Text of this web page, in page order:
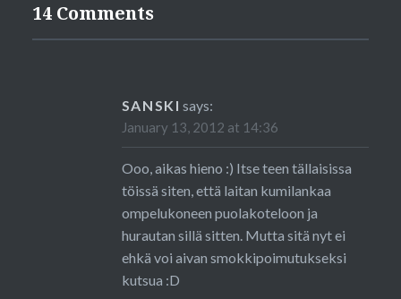
14 Comments
SANSKI says:
January 13, 2012 at 14:36
Ooo, aikas hieno :) Itse teen tällaisissa
töissä siten, että laitan kumilankaa
ompelukoneen puolakoteloon ja
hurautan sillä sitten. Mutta sitä nyt ei
ehkä voi aivan smokkipoimutukseksi
kutsua :D